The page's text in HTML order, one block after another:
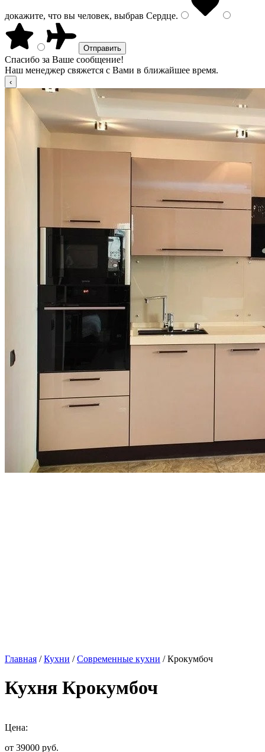
докажите, что вы человек, выбрав Сердце.
Спасибо за Ваше сообщение!
Наш менеджер свяжется с Вами в ближайшее время.
Главная /Кухни /Современные кухни / Крокумбоч
Кухня Крокумбоч
Цена:
от 39000 руб.